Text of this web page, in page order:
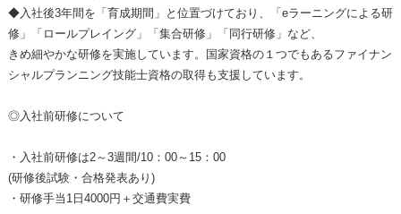
◆入社後3年間を「育成期間」と位置づけており、「eラーニングによる研
修」「ロールプレイング」「集合研修」「同行研修」など、
きめ細やかな研修を実施しています。国家資格の１つでもあるファイナン
シャルプランニング技能士資格の取得も支援しています。
◎入社前研修について
・入社前研修は2～3週間/10：00～15：00
(研修後試験・合格発表あり)
・研修手当1日4000円＋交通費実費